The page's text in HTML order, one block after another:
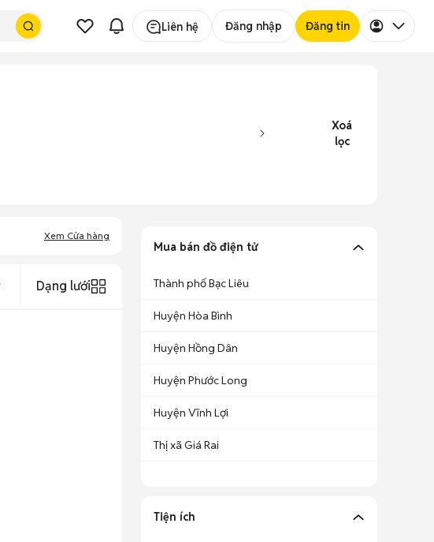
Liên hệ Đăng nhập Đăng tin
Xoá
lọc
Xem Cửa hàng
Dạng lưới
Mua bán đồ điện tử
Thành phố Bạc Liêu
Huyện Hòa Bình
Huyện Hồng Dân
Huyện Phước Long
Huyện Vĩnh Lợi
Thị xã Giá Rai
Tiện ích